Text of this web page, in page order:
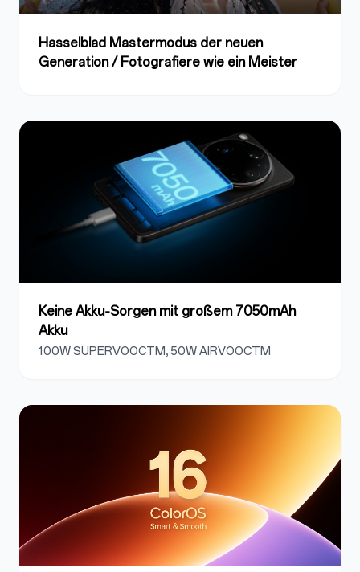
Hasselblad Mastermodus der neuen
Generation / Fotografiere wie ein Meister
Keine Akku‑Sorgen mit großem 7050mAh
Akku
100W SUPERVOOCTM, 50W AIRVOOCTM